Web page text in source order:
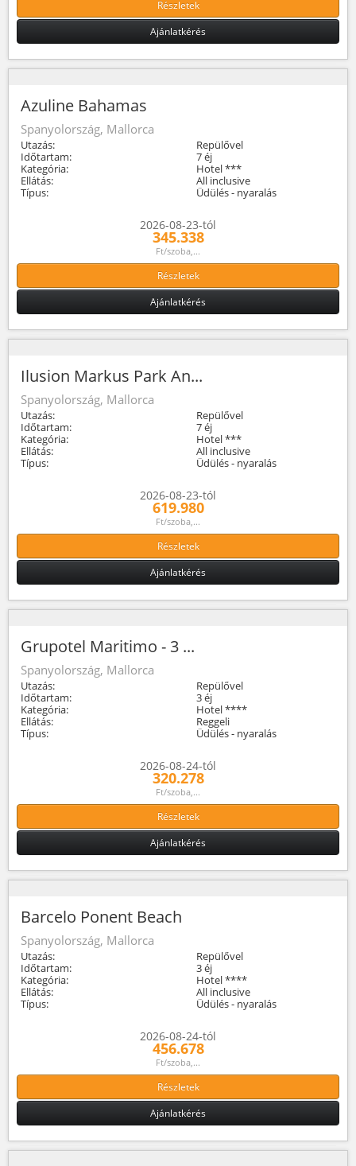
Részletek
Ajánlatkérés
Azuline Bahamas
Spanyolország, Mallorca
Utazás:
Repülővel
Időtartam:
7 éj
Kategória:
Hotel ***
Ellátás:
All inclusive
Típus:
Üdülés - nyaralás
2026-08-23-tól
345.338
Ft/szoba,...
Részletek
Ajánlatkérés
Ilusion Markus Park An...
Spanyolország, Mallorca
Utazás:
Repülővel
Időtartam:
7 éj
Kategória:
Hotel ***
Ellátás:
All inclusive
Típus:
Üdülés - nyaralás
2026-08-23-tól
619.980
Ft/szoba,...
Részletek
Ajánlatkérés
Grupotel Maritimo - 3 ...
Spanyolország, Mallorca
Utazás:
Repülővel
Időtartam:
3 éj
Kategória:
Hotel ****
Ellátás:
Reggeli
Típus:
Üdülés - nyaralás
2026-08-24-tól
320.278
Ft/szoba,...
Részletek
Ajánlatkérés
Barcelo Ponent Beach
Spanyolország, Mallorca
Utazás:
Repülővel
Időtartam:
3 éj
Kategória:
Hotel ****
Ellátás:
All inclusive
Típus:
Üdülés - nyaralás
2026-08-24-tól
456.678
Ft/szoba,...
Részletek
Ajánlatkérés